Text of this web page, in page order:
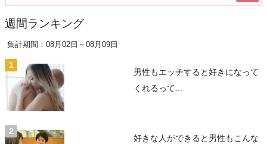
週間ランキング
集計期間：08月02日～08月09日
男性もエッチすると好きになって
くれるって...
好きな人ができると男性もこんな